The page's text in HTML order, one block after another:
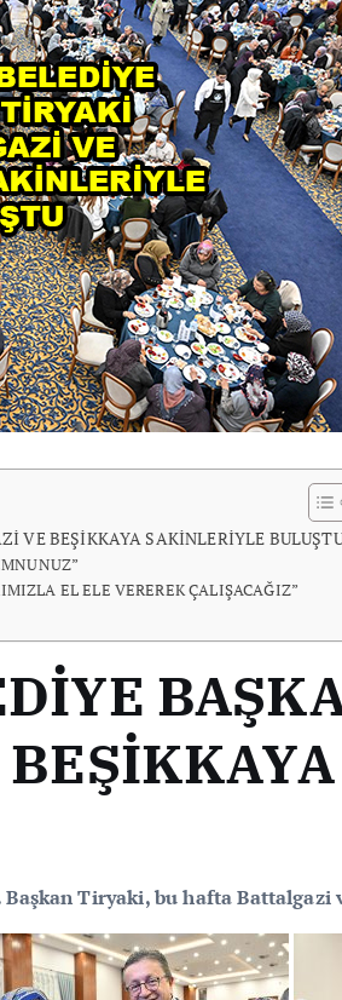
VE BEŞİKKAYA SAKİNLERİYLE
EL ELE VEREREK ÇALIŞACAĞIZ”
Başkan Tiryaki, bu hafta